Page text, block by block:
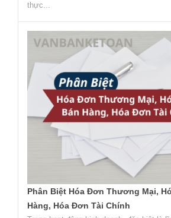
thực...
Phân Biệt Hóa Đơn Thương Mại,
Hàng, Hóa Đơn Tài Chính